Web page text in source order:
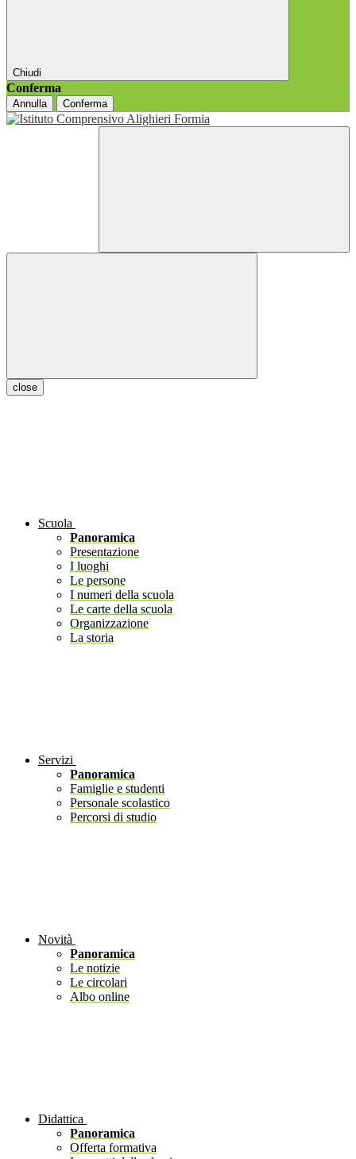
Chiudi
Conferma
Annulla Conferma
close
Scuola
Panoramica
Presentazione
I luoghi
Le persone
I numeri della scuola
Le carte della scuola
Organizzazione
La storia
Servizi
Panoramica
Famiglie e studenti
Personale scolastico
Percorsi di studio
Novità
Panoramica
Le notizie
Le circolari
Albo online
Didattica
Panoramica
Offerta formativa